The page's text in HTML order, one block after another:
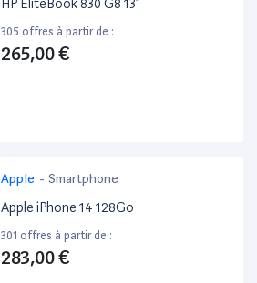
HP EliteBook 830 G8 13”
305 offres à partir de :
265,00 €
Apple - Smartphone
Apple iPhone 14 128Go
301 offres à partir de :
283,00 €